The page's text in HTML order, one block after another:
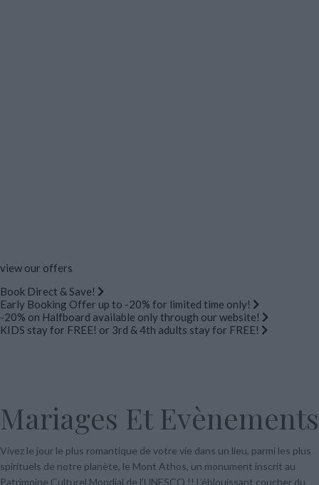
view our offers
Book Direct & Save!
Early Booking Offer up to -20% for limited time only!
-20% on Halfboard available only through our website!
KIDS stay for FREE! or 3rd & 4th adults stay for FREE!
Mariages Et Evènements
Vivez le jour le plus romantique de votre vie dans un lieu, parmi les plus
spirituels de notre planète, le Mont Athos, un monument inscrit au
Patrimoine Culturel Mondial de l’UNESCO !! L’éblouissant coucher du